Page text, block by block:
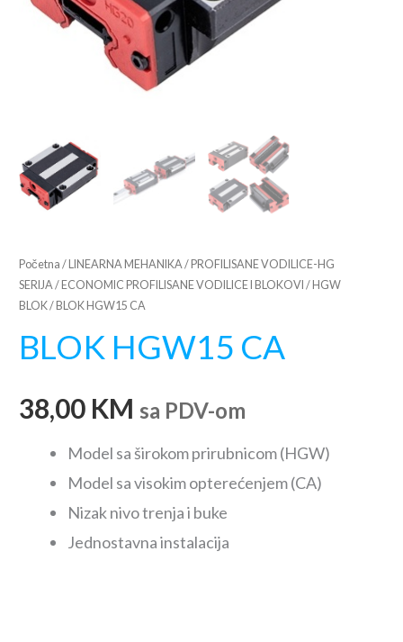
Početna /LINEARNA MEHANIKA /PROFILISANE VODILICE-HG
SERIJA /ECONOMIC PROFILISANE VODILICE I BLOKOVI /HGW
BLOK/ BLOK HGW15 CA
BLOK HGW15 CA
38,00 KM sa PDV-om
Model sa širokom prirubnicom (HGW)
Model sa visokim opterećenjem (CA)
Nizak nivo trenja i buke
Jednostavna instalacija